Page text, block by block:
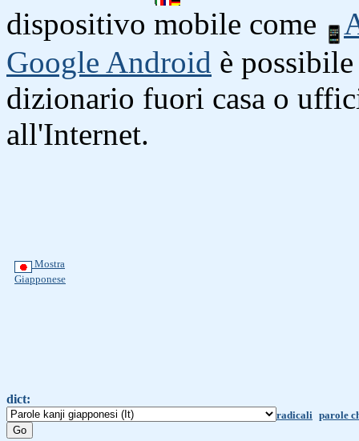
dispositivo mobile come
Google Android è
dizionario fuori casa o
all'Internet.
Mostra
Giapponese
dict:
radicali parole